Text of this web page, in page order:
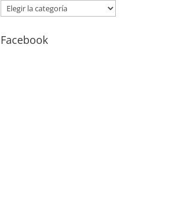
CATEGORÍAS
–
BLOG
Facebook